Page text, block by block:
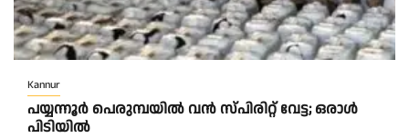
Kannur
പയ്യന്നൂർ പെരുമ്പയിൽ വൻ സ്‌പിരിറ്റ് വേട്ട; ഒരാൾ
പിടിയിൽ